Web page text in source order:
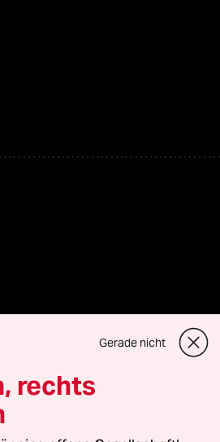
GmbH
Gerade nicht
rechts